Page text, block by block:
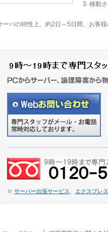
3. 移動
ーバの特性上、約2日～5日間、お客
※ サーバー出張サービス エクスプレ